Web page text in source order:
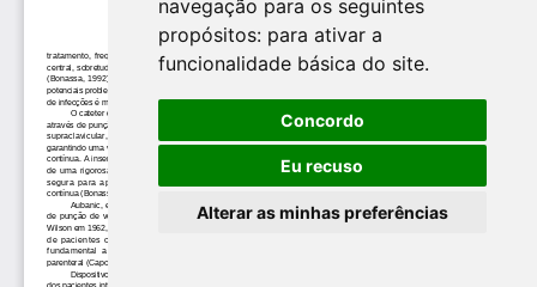
navegação para os seguintes
propósitos: para ativar a
funcionalidade básica do site.
Concordo
Eu recuso
Alterar as minhas preferências